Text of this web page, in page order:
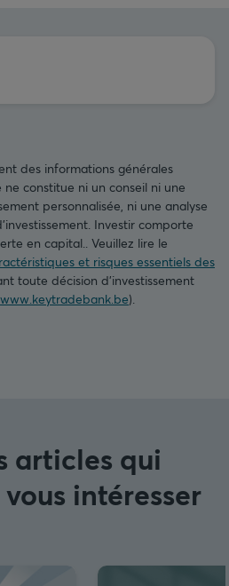
des informations générales
constitue ni un conseil ni une
personnalisée, ni une analyse
Investir comporte
en capital.. Veuillez lire le
et risques essentiels des
toute décision d’investissement
www.keytradebank.be).
articles qui
intéresser